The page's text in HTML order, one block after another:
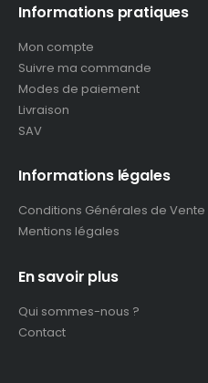
Informations pratiques
Mon compte
Suivre ma commande
Modes de paiement
Livraison
SAV
Informations légales
Conditions Générales de Vente
Mentions légales
En savoir plus
Qui sommes-nous ?
Contact